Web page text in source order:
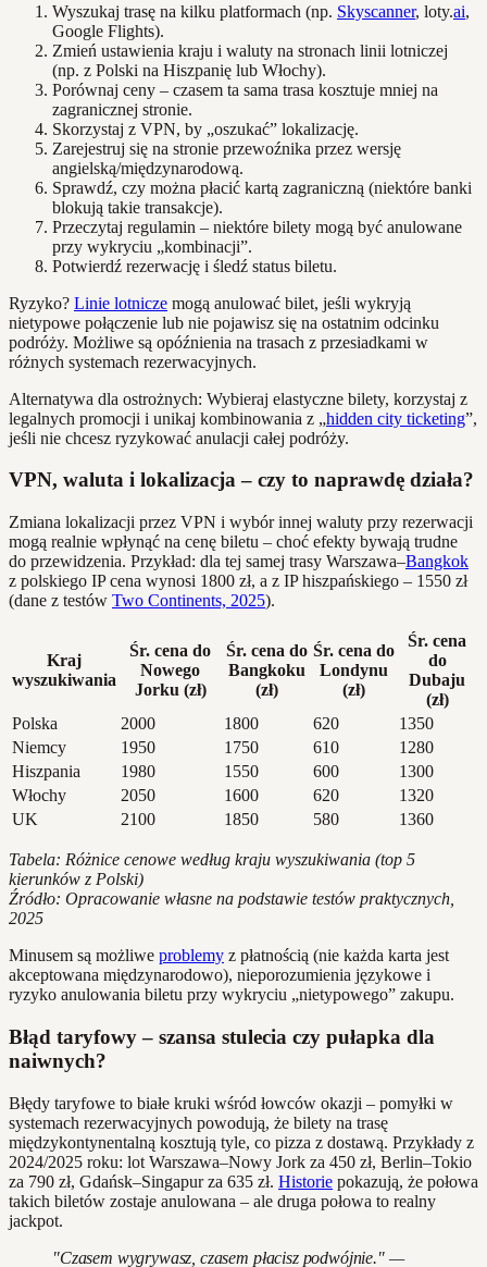
Wyszukaj trasę na kilku platformach (np. Skyscanner, loty.ai,
Google Flights).
Zmień ustawienia kraju i waluty na stronach linii lotniczej
(np. z Polski na Hiszpanię lub Włochy).
Porównaj ceny – czasem ta sama trasa kosztuje mniej na
zagranicznej stronie.
Skorzystaj z VPN, by „oszukać” lokalizację.
Zarejestruj się na stronie przewoźnika przez wersję
angielską/międzynarodową.
Sprawdź, czy można płacić kartą zagraniczną (niektóre banki
blokują takie transakcje).
Przeczytaj regulamin – niektóre bilety mogą być anulowane
przy wykryciu „kombinacji”.
Potwierdź rezerwację i śledź status biletu.
Ryzyko? Linie lotnicze mogą anulować bilet, jeśli wykryją
nietypowe połączenie lub nie pojawisz się na ostatnim odcinku
podróży. Możliwe są opóźnienia na trasach z przesiadkami w
różnych systemach rezerwacyjnych.
Alternatywa dla ostrożnych: Wybieraj elastyczne bilety, korzystaj z
legalnych promocji i unikaj kombinowania z „hidden city ticketing”,
jeśli nie chcesz ryzykować anulacji całej podróży.
VPN, waluta i lokalizacja – czy to naprawdę działa?
Zmiana lokalizacji przez VPN i wybór innej waluty przy rezerwacji
mogą realnie wpłynąć na cenę biletu – choć efekty bywają trudne
do przewidzenia. Przykład: dla tej samej trasy Warszawa–Bangkok
z polskiego IP cena wynosi 1800 zł, a z IP hiszpańskiego – 1550 zł
(dane z testów Two Continents, 2025).
Kraj
wyszukiwania
Śr. cena do
Nowego
Jorku (zł)
Śr. cena do
Bangkoku
(zł)
Śr. cena do
Londynu
(zł)
Śr. cena
do
Dubaju
(zł)
Polska
2000 1800 620
1350
Niemcy
1950 1750 610
1280
Hiszpania
1980 1550 600
1300
Włochy
2050 1600 620
1320
UK
2100 1850 580 1360
Tabela: Różnice cenowe według kraju wyszukiwania (top 5
kierunków z Polski)
Źródło: Opracowanie własne na podstawie testów praktycznych,
2025
Minusem są możliwe problemy z płatnością (nie każda karta jest
akceptowana międzynarodowo), nieporozumienia językowe i
ryzyko anulowania biletu przy wykryciu „nietypowego” zakupu.
Błąd taryfowy – szansa stulecia czy pułapka dla
naiwnych?
Błędy taryfowe to białe kruki wśród łowców okazji – pomyłki w
systemach rezerwacyjnych powodują, że bilety na trasę
międzykontynentalną kosztują tyle, co pizza z dostawą. Przykłady z
2024/2025 roku: lot Warszawa–Nowy Jork za 450 zł, Berlin–Tokio
za 790 zł, Gdańsk–Singapur za 635 zł. Historie pokazują, że połowa
takich biletów zostaje anulowana – ale druga połowa to realny
jackpot.
"Czasem wygrywasz, czasem płacisz podwójnie." —